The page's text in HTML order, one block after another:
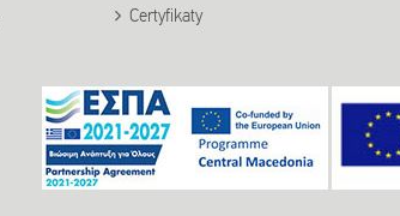
Certyfikaty